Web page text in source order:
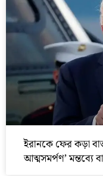
ইরানকে ফের কড়া
আত্মসমর্পণ’ মন্তব্যে